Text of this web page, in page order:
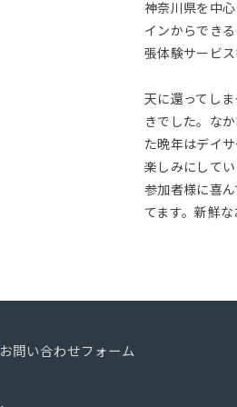
神奈川県を中
インからでき
張体験サービス
天に還ってし
きでした。な
た晩年はデイ
楽しみにして
参加者様に喜
てます。新鮮な
お問い合わせフォーム